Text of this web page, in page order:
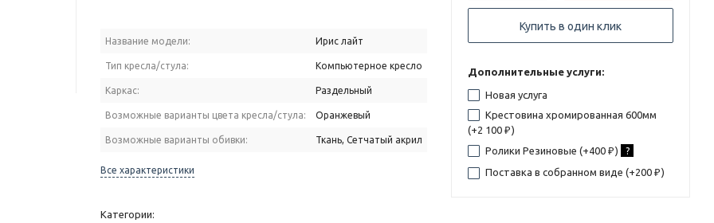
Название модели: Ирис лайт
Тип кресла/стула: Компьютерное кресло
Каркас: Раздельный
Возможные варианты цвета кресла/стула: Оранжевый
Возможные варианты обивки: Ткань, Сетчатый акрил
Все характеристики
Категории:
Купить в один клик
Дополнительные услуги:
Новая услуга
Крестовина хромированная 600мм
(+2 100 ₽ )
Ролики Резиновые (+400 ₽ ) ?
Поставка в собранном виде (+200 ₽ )